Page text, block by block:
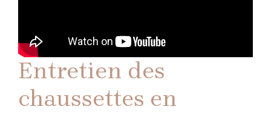
Entretien des
chaussettes en